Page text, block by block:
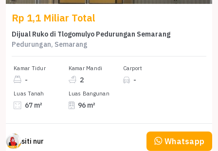
Rp 1,1 Miliar Total
Dijual Ruko di Tlogomulyo Pedurungan Semarang
Pedurungan, Semarang
Kamar Tidur
-
Kamar Mandi
2
Carport
-
Luas Tanah
67 m²
Luas Bangunan
96 m²
siti nur Whatsapp